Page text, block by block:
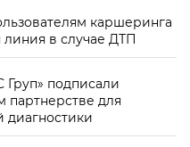
каршеринга
линия в случае ДТП
подписали
партнерстве для